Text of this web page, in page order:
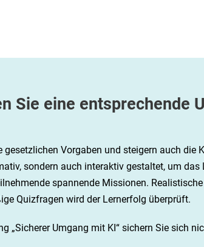
Sie eine entsprechende
Vorgaben und steigern auch
sondern auch interaktiv gestaltet, um
spannende Missionen.
Quizfragen wird der Lernerfolg überprüft.
„Sicherer Umgang mit KI“ sichern Sie sich